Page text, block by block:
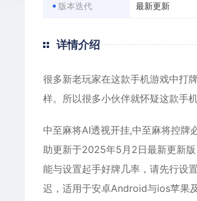
版本迭代 最新更新
详情介绍
很多新老玩家在这款手机游戏中打
样。所以很多小伙伴就怀疑这款手
中至麻将AI透视开挂,中至麻将控牌
助更新于2025年5月2日最新更新
能与设置起手好牌几率，请先行设
迟，适用于安卓Android与ios苹果